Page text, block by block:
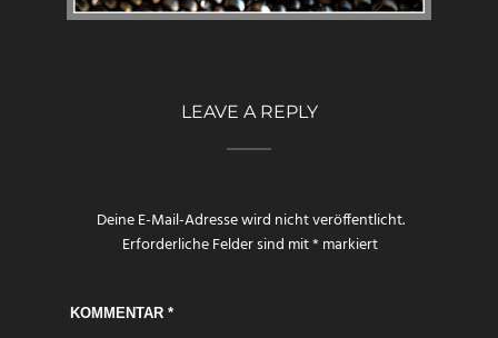
LEAVE A REPLY
Deine E-Mail-Adresse wird nicht veröffentlicht.
Erforderliche Felder sind mit*markiert
KOMMENTAR *